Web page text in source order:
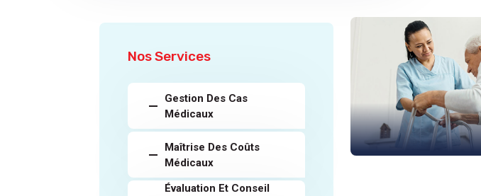
Nos Services
Gestion Des Cas
Médicaux
Maîtrise Des Coûts
Médicaux
Évaluation Et Conseil